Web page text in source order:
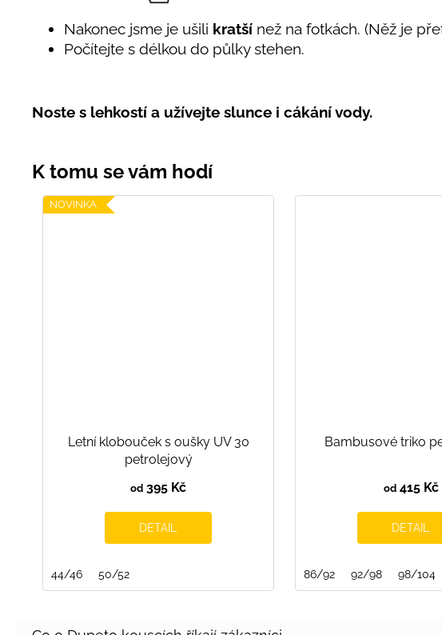
Nakonec jsme je ušili kratší než na fotkách. (Něž je
Počítejte s délkou do půlky stehen.
Noste s lehkostí a užívejte slunce i cákání vody.
NOVINKA
Letní klobouček s oušky UV 30
petrolejový
od 395 Kč
DETAIL
44/46 50/52
Bambusové triko
od415 Kč
DETAIL
86/92 92/98 98/104